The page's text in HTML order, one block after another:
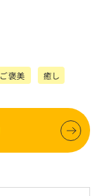
ご褒美 癒し